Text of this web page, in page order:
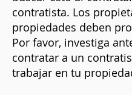
contratista. Los
propiedades deben
Por favor, investiga
contratar a un
trabajar en tu